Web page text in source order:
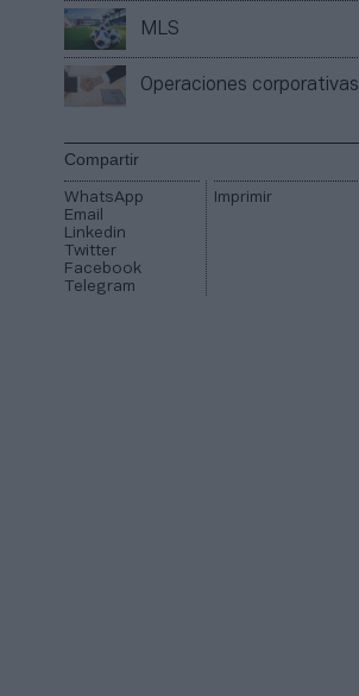
MLS
Operaciones corporativas
Compartir
WhatsApp
Email
Linkedin
Twitter
Facebook
Telegram
Imprimir